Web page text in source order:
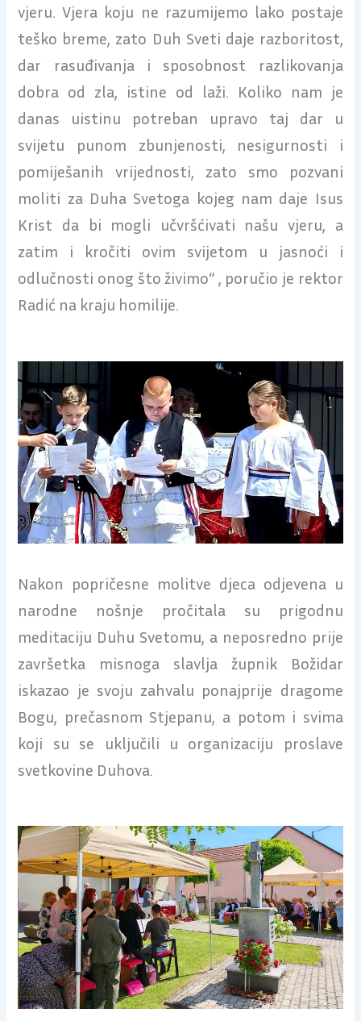
vjeru. Vjera koju ne razumijemo lako postaje
teško breme, zato Duh Sveti daje razboritost,
dar rasuđivanja i sposobnost razlikovanja
dobra od zla, istine od laži. Koliko nam je
danas uistinu potreban upravo taj dar u
svijetu punom zbunjenosti, nesigurnosti i
pomiješanih vrijednosti, zato smo pozvani
moliti za Duha Svetoga kojeg nam daje Isus
Krist da bi mogli učvršćivati našu vjeru, a
zatim i kročiti ovim svijetom u jasnoći i
odlučnosti onog što živimo“ , poručio je rektor
Radić na kraju homilije.
Nakon popričesne molitve djeca odjevena u
narodne nošnje pročitala su prigodnu
meditaciju Duhu Svetomu, a neposredno prije
završetka misnoga slavlja župnik Božidar
iskazao je svoju zahvalu ponajprije dragome
Bogu, prečasnom Stjepanu, a potom i svima
koji su se uključili u organizaciju proslave
svetkovine Duhova.